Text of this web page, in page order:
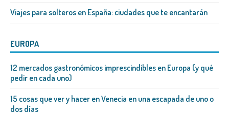
Viajes para solteros en España: ciudades que te encantarán
EUROPA
12 mercados gastronómicos imprescindibles en Europa (y qué
pedir en cada uno)
15 cosas que ver y hacer en Venecia en una escapada de uno o
dos días